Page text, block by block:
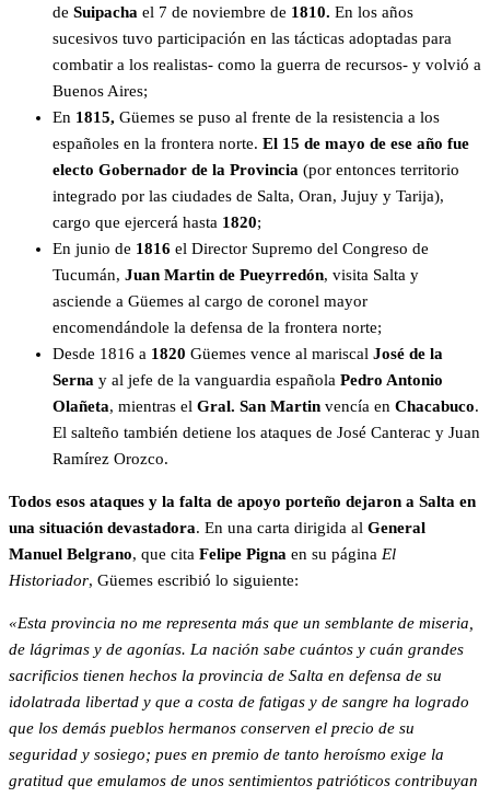
de Suipacha el 7 de noviembre de 1810. En los años
sucesivos tuvo participación en las tácticas adoptadas para
combatir a los realistas- como la guerra de recursos- y volvió a
Buenos Aires;
En 1815, Güemes se puso al frente de la resistencia a los
españoles en la frontera norte. El 15 de mayo de ese año fue
electo Gobernador de la Provincia (por entonces territorio
integrado por las ciudades de Salta, Oran, Jujuy y Tarija),
cargo que ejercerá hasta 1820;
En junio de 1816 el Director Supremo del Congreso de
Tucumán, Juan Martin de Pueyrredón, visita Salta y
asciende a Güemes al cargo de coronel mayor
encomendándole la defensa de la frontera norte;
Desde 1816 a 1820 Güemes vence al mariscal José de la
Serna y al jefe de la vanguardia española Pedro Antonio
Olañeta, mientras el Gral. San Martin vencía en Chacabuco.
El salteño también detiene los ataques de José Canterac y Juan
Ramírez Orozco.
Todos esos ataques y la falta de apoyo porteño dejaron a Salta en
una situación devastadora. En una carta dirigida al General
Manuel Belgrano, que cita Felipe Pigna en su página El
Historiador, Güemes escribió lo siguiente:
«Esta provincia no me representa más que un semblante de miseria,
de lágrimas y de agonías. La nación sabe cuántos y cuán grandes
sacrificios tienen hechos la provincia de Salta en defensa de su
idolatrada libertad y que a costa de fatigas y de sangre ha logrado
que los demás pueblos hermanos conserven el precio de su
seguridad y sosiego; pues en premio de tanto heroísmo exige la
gratitud que emulamos de unos sentimientos patrióticos contribuyan